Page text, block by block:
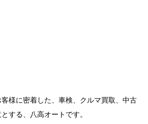
様に密着した、車検、クルマ買取、中古
する、八高オートです。